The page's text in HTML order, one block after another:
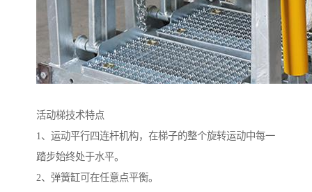
活动梯技术特点
1、运动平行四连杆机构，在梯子的整个旋转运动中每一
踏步始终处于水平。
2、弹簧缸可在任意点平衡。